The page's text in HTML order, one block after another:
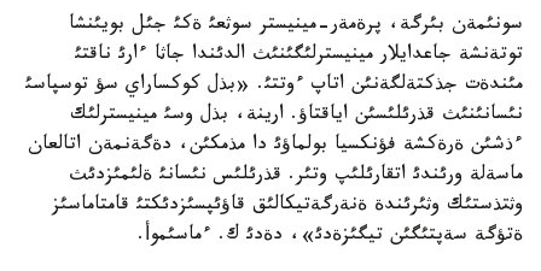
سونئمةن بئرگة، پرةمةر-مينيستر سوثعئ ةكئ جئل بويئنشا
توتةنشة جاعدايلار مينيسترلئگئنئث الدئندا جاثا ءارئ ناقتئ
مئندةت جذكتةلگةنئن اتاپ ءوتتئ. «بذل كوكساراي سؤ توسپاسئ
نئسانئنئث قذرئلئسئن اياقتاؤ. ارينة، بذل وسئ مينيسترلئك
ءذشئن ةرةكشة فؤنكسيا بولماؤئ دا مذمكئن، دةگةنمةن اتالعان
ماسةلة ورئندئ اتقارئلئپ وتئر. قذرئلئس نئسانئ ةلئمئزدئث
وثتذستئك وثئرئندة ةنةرگةتيكالئق قاؤئپسئزدئكتئ قامتاماسئز
ةتؤگة سةپتئگئن تيگئزةدئ»، دةدئ ك. ءماسئموأ.